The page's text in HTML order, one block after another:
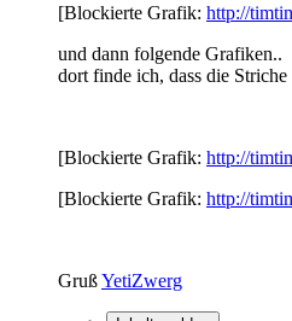
[Blockierte Grafik: http://
und dann folgende Grafiken..
dort finde ich, dass die
[Blockierte Grafik: http://
[Blockierte Grafik: http://
GrußYetiZwerg